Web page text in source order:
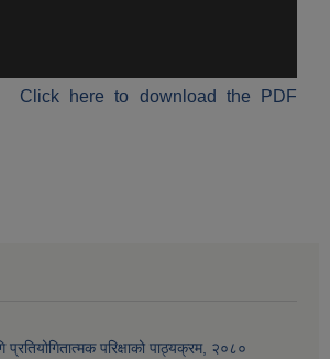
Click here to download the PDF
प्रतियोगितात्मक परिक्षाको पाठ्यक्रम, २०८०